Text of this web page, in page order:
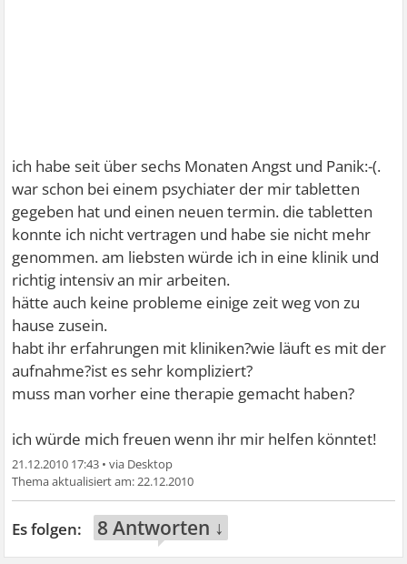
ich habe seit über sechs Monaten Angst und Panik:-(.
war schon bei einem psychiater der mir tabletten
gegeben hat und einen neuen termin. die tabletten
konnte ich nicht vertragen und habe sie nicht mehr
genommen. am liebsten würde ich in eine klinik und
richtig intensiv an mir arbeiten.
hätte auch keine probleme einige zeit weg von zu
hause zusein.
habt ihr erfahrungen mit kliniken?wie läuft es mit der
aufnahme?ist es sehr kompliziert?
muss man vorher eine therapie gemacht haben?
ich würde mich freuen wenn ihr mir helfen könntet!
21.12.2010 17:43 •
22.12.2010
8 Antworten ↓